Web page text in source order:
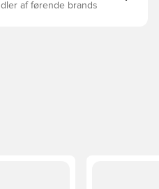
af førende brands